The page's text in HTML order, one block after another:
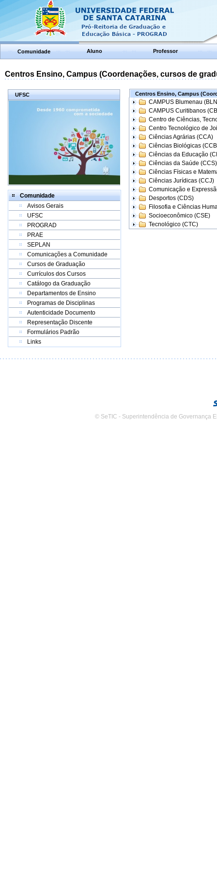
Comunidade Aluno Professor
Centros Ensino, Campus (Coordenações, cursos de
UFSC
Comunidade
Avisos Gerais
UFSC
PROGRAD
PRAE
SEPLAN
Comunicações a Comunidade
Cursos de Graduação
Currículos dos Cursos
Catálogo da Graduação
Departamentos de Ensino
Programas de Disciplinas
Autenticidade Documento
Representação Discente
Formulários Padrão
Links
Centros Ensino, Campus
CAMPUS Blumenau
CAMPUS Curitibanos
Centro de Ciências,
Centro Tecnológico de
Ciências Agrárias (CCA)
Ciências Biológicas
Ciências da Educação
Ciências da Saúde (CCS)
Ciências Físicas e
Ciências Jurídicas (CCJ)
Comunicação e
Desportos (CDS)
Filosofia e Ciências
Socioeconômico (CSE)
Tecnológico (CTC)
© SeTIC - Superintendência de Governança